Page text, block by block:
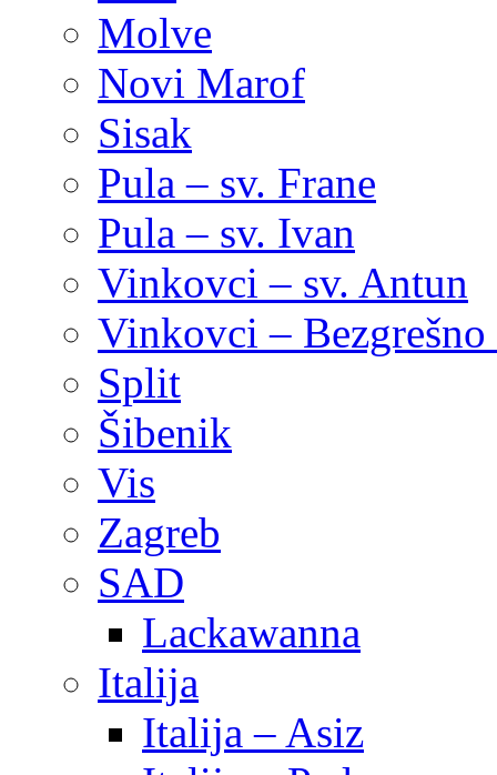
Molve
Novi Marof
Sisak
Pula – sv. Frane
Pula – sv. Ivan
Vinkovci – sv. Antun
Vinkovci –
Split
Šibenik
Vis
Zagreb
SAD
Lackawanna
Italija
Italija – Asiz